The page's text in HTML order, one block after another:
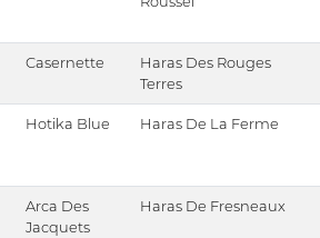
Casernette
Haras Des Rouges
Terres
Hotika Blue Haras De La Ferme
Arca Des
Jacquets
Haras De Fresneaux